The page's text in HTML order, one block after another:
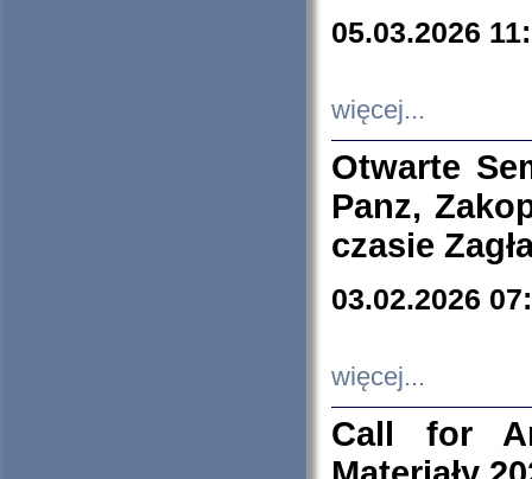
05.03.2026
więcej...
Otwarte
Panz,
czasie
03.02.2026
więcej...
Call for